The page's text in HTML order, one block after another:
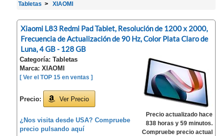
Tabletas XIAOMI
Xiaomi L83 Redmi Pad Tablet, Resolución de 1200 x 2000,
Frecuencia de Actualización de 90 Hz, Color Plata Claro de
Luna, 4 GB - 128 GB
Categoría: Tabletas
Marca: XIAOMI
[ Ver el TOP 15 en ventas ]
Precio: Ver Precio
¿Nos visita desde USA? Compruebe
precio pulsando aquí
Precio actualizado hace
838 horas y 59 minutos.
Compruebe precio actual